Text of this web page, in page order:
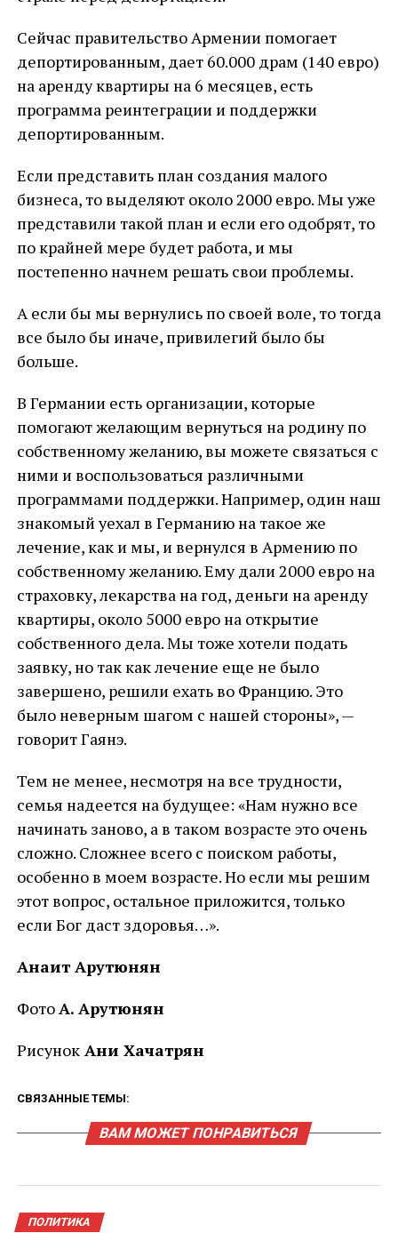
Сейчас правительство Армении помогает
депортированным, дает 60.000 драм (140 евро)
на аренду квартиры на 6 месяцев, есть
программа реинтеграции и поддержки
депортированным.
Если представить план создания малого
бизнеса, то выделяют около 2000 евро. Мы уже
представили такой план и если его одобрят, то
по крайней мере будет работа, и мы
постепенно начнем решать свои проблемы.
А если бы мы вернулись по своей воле, то тогда
все было бы иначе, привилегий было бы
больше.
В Германии есть организации, которые
помогают желающим вернуться на родину по
собственному желанию, вы можете связаться с
ними и воспользоваться различными
программами поддержки. Например, один наш
знакомый уехал в Германию на такое же
лечение, как и мы, и вернулся в Армению по
собственному желанию. Ему дали 2000 евро на
страховку, лекарства на год, деньги на аренду
квартиры, около 5000 евро на открытие
собственного дела. Мы тоже хотели подать
заявку, но так как лечение еще не было
завершено, решили ехать во Францию. Это
было неверным шагом с нашей стороны», —
говорит Гаянэ.
Тем не менее, несмотря на все трудности,
семья надеется на будущее: «Нам нужно все
начинать заново, а в таком возрасте это очень
сложно. Сложнее всего с поиском работы,
особенно в моем возрасте. Но если мы решим
этот вопрос, остальное приложится, только
если Бог даст здоровья…».
Анаит Арутюнян
ФотоА. Арутюнян
РисунокАни Хачатрян
СВЯЗАННЫЕ ТЕМЫ:
ВАМ МОЖЕТ ПОНРАВИТЬСЯ
ПОЛИТИКА